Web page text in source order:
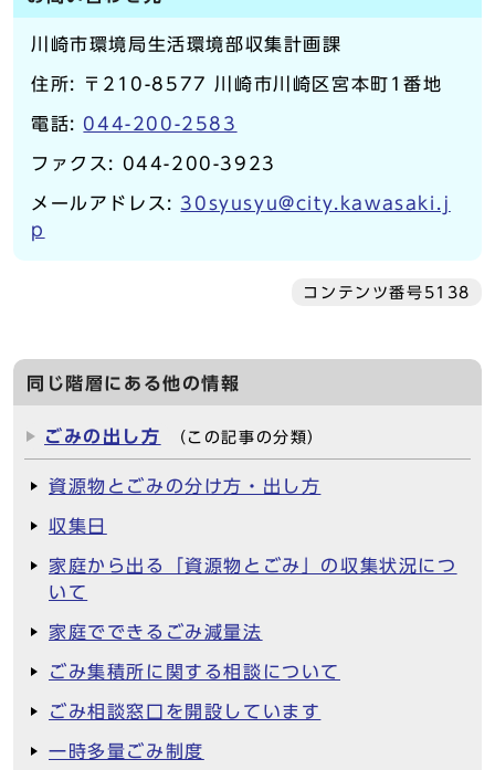
川崎市環境局生活環境部収集計画課
住所: 〒210-8577 川崎市川崎区宮本町1番地
電話: 044-200-2583
ファクス: 044-200-3923
メールアドレス: 30syusyu@city.kawasaki.j
p
コンテンツ番号5138
同じ階層にある他の情報
ごみの出し方 （この記事の分類）
資源物とごみの分け方・出し方
収集日
家庭から出る「資源物とごみ」の収集状況につ
いて
家庭でできるごみ減量法
ごみ集積所に関する相談について
ごみ相談窓口を開設しています
一時多量ごみ制度